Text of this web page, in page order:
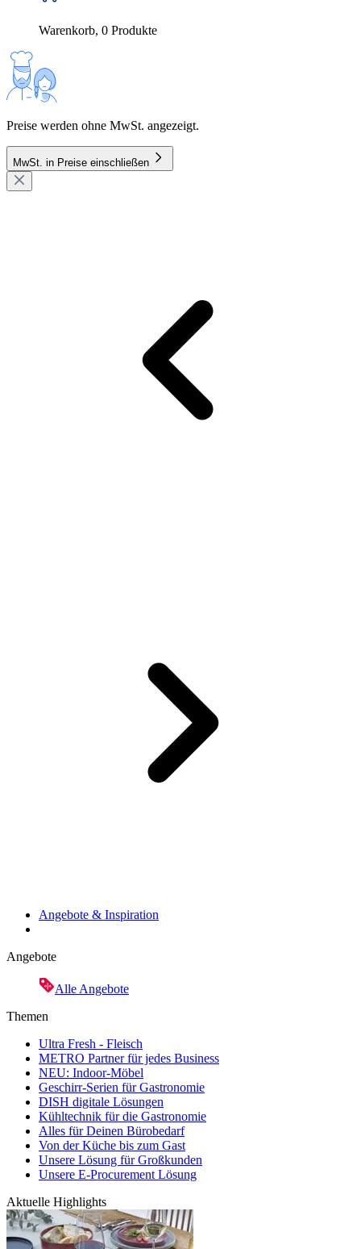
Warenkorb, 0 Produkte
Preise werden ohne MwSt. angezeigt.
MwSt. in Preise einschließen
Angebote & Inspiration
Angebote
Alle Angebote
Themen
Ultra Fresh - Fleisch
METRO Partner für jedes Business
NEU: Indoor-Möbel
Geschirr-Serien für Gastronomie
DISH digitale Lösungen
Kühltechnik für die Gastronomie
Alles für Deinen Bürobedarf
Von der Küche bis zum Gast
Unsere Lösung für Großkunden
Unsere E-Procurement Lösung
Aktuelle Highlights